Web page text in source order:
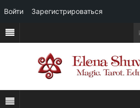
Войти Зарегистрироваться